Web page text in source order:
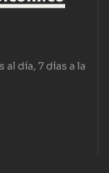
al día, 7 días a la